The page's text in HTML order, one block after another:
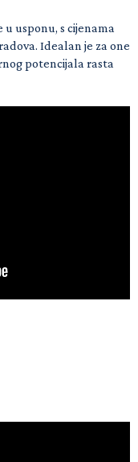
usponu, s cijenama
Idealan je za one
potencijala rasta